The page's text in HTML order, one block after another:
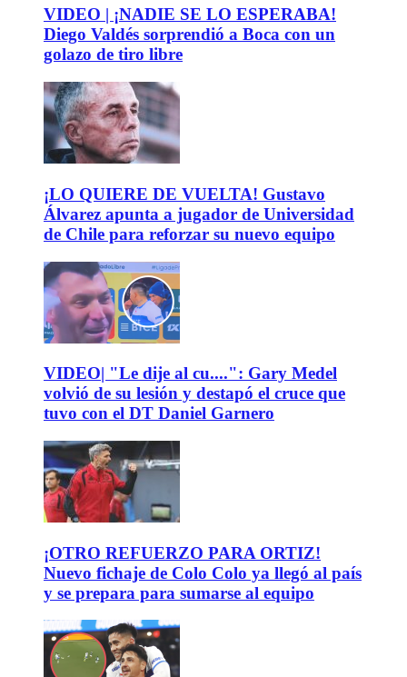
VIDEO | ¡NADIE SE LO ESPERABA!
Diego Valdés sorprendió a Boca con un
golazo de tiro libre
¡LO QUIERE DE VUELTA! Gustavo
Álvarez apunta a jugador de Universidad
de Chile para reforzar su nuevo equipo
VIDEO| "Le dije al cu....": Gary Medel
volvió de su lesión y destapó el cruce que
tuvo con el DT Daniel Garnero
¡OTRO REFUERZO PARA ORTIZ!
Nuevo fichaje de Colo Colo ya llegó al país
y se prepara para sumarse al equipo